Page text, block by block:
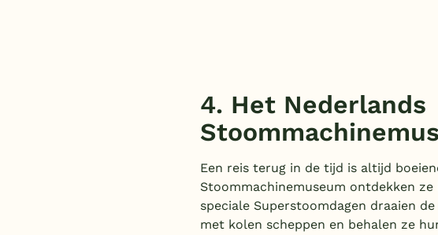
4. Het Nederlands
Een reis terug in de tijd is altijd
Stoommachinemuseum ontdekken
speciale Superstoomdagen draaien
met kolen scheppen en behalen ze